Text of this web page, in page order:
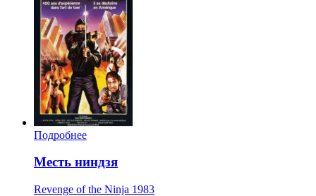
Подробнее
Месть ниндзя
Revenge of the Ninja 1983